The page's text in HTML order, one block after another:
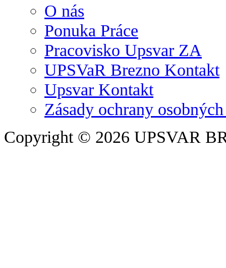
O nás
Ponuka Práce
Pracovisko Upsvar ZA
UPSVaR Brezno Kontakt
Upsvar Kontakt
Zásady ochrany
Copyright © 2026 UPSVAR